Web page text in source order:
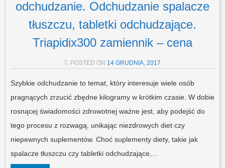
odchudzanie. Odchudzanie spalacze
tłuszczu, tabletki odchudzające.
Triapidix300 zamiennik – cena
POSTED ON 14 GRUDNIA, 2017
Szybkie odchudzanie to temat, który interesuje wiele osób
pragnących zrzucić zbędne kilogramy w krótkim czasie. W dobie
rosnącej świadomości zdrowotnej ważne jest, aby podejść do
tego procesu z rozwagą, unikając niezdrowych diet czy
niepewnych suplementów. Choć suplementy diety, takie jak
spalacze tłuszczu czy tabletki odchudzające,…